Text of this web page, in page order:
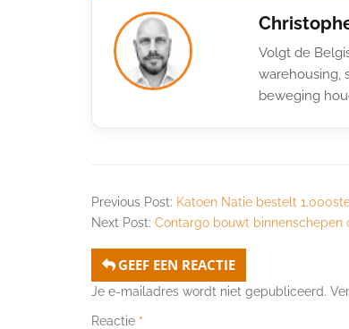
Volgt de
warehousing,
beweging
Previous Post: Katoen Natie bestelt
Next Post: Contargo bouwt binnenschepen
GEEF EEN REACTIE
Je e-mailadres wordt niet gepubliceerd.
Reactie *